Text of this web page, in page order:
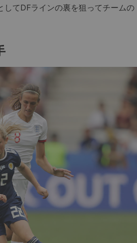
してDFラインの裏を狙ってチームの